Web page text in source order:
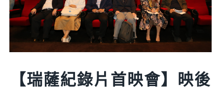
【瑞薩紀錄片首映會】映後